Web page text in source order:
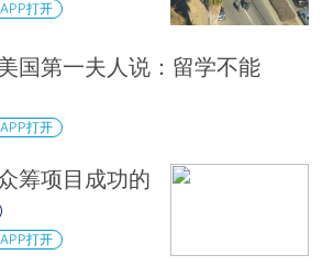
APP打开
国第一夫人说：留学不能
APP打开
筹项目成功的
APP打开